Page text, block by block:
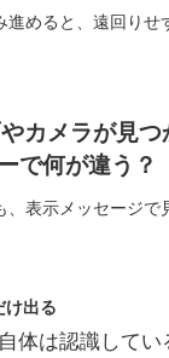
進めると、遠回りせ
カメラが見
で何が違う？
、表示メッセージで
け出る
体は認識してい